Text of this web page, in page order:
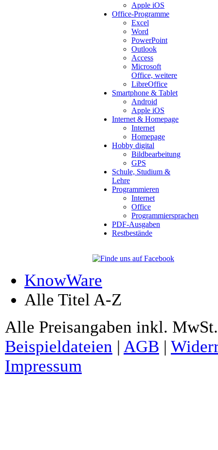
Apple iOS
Office-Programme
Excel
Word
PowerPoint
Outlook
Access
Microsoft
Office, weitere
LibreOffice
Smartphone & Tablet
Android
Apple iOS
Internet & Homepage
Internet
Homepage
Hobby digital
Bildbearbeitung
GPS
Schule, Studium &
Lehre
Programmieren
Internet
Office
Programmiersprachen
PDF-Ausgaben
Restbestände
KnowWare
Alle Titel A-Z
Alle Preisangaben inkl.
Beispieldateien | AGB |
Impressum